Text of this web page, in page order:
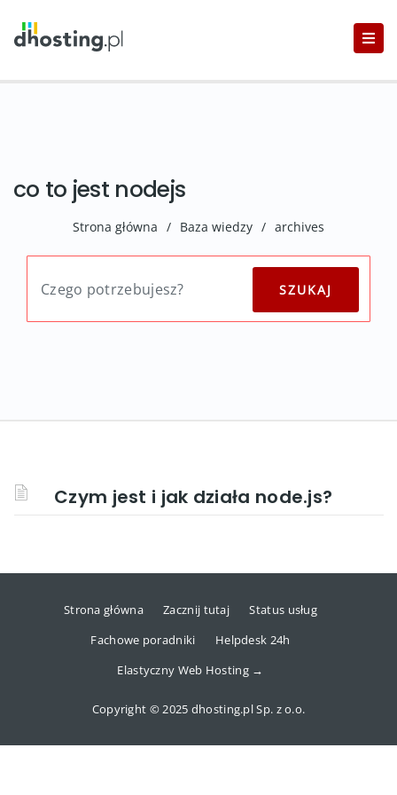
co to jest nodejs
Strona główna / Baza wiedzy / archives
Czym jest i jak działa node.js?
Strona główna Zacznij tutaj
Status usług
Fachowe poradniki
Helpdesk 24h
Elastyczny Web Hosting →
Copyright © 2025 dhosting.pl Sp. z o.o.